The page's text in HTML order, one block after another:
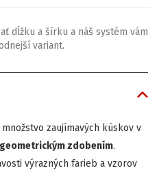
dĺžku a šírku a náš systém vám
variant.
zaujímavých kúskov v
geometrickým zdobením.
výrazných farieb a vzorov